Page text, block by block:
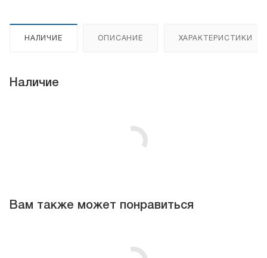
НАЛИЧИЕ ОПИСАНИЕ ХАРАКТЕРИСТИКИ
Наличие
Вам также может понравиться